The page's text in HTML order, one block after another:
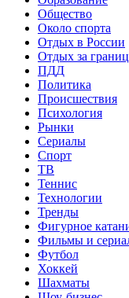
Общество
Около спорта
Отдых в России
Отдых за
ПДД
Политика
Происшествия
Психология
Рынки
Сериалы
Спорт
ТВ
Теннис
Технологии
Тренды
Фигурное
Фильмы и
Футбол
Хоккей
Шахматы